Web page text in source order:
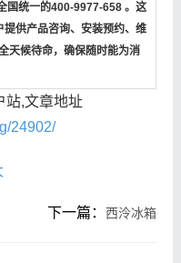
国统一的400-9977-658 。这
供产品咨询、安装预约、维
天候待命，确保随时能为消
站,文章地址
24902/
下一篇：西泠冰箱